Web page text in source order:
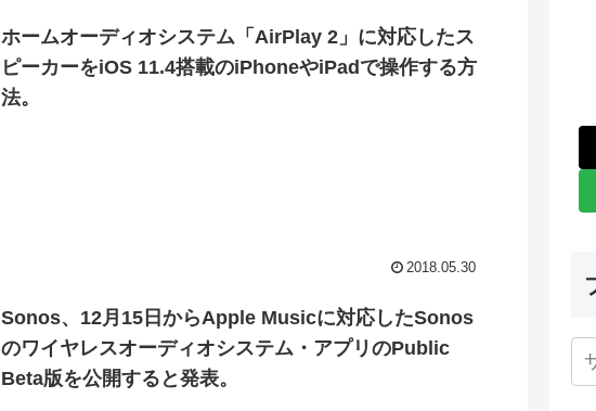
ホームオーディオシステム「AirPlay 2」に対応したス
ピーカーをiOS 11.4搭載のiPhoneやiPadで操作する方
法。
2018.05.30
Sonos、12月15日からApple Musicに対応したSonos
のワイヤレスオーディオシステム・アプリのPublic
Beta版を公開すると発表。